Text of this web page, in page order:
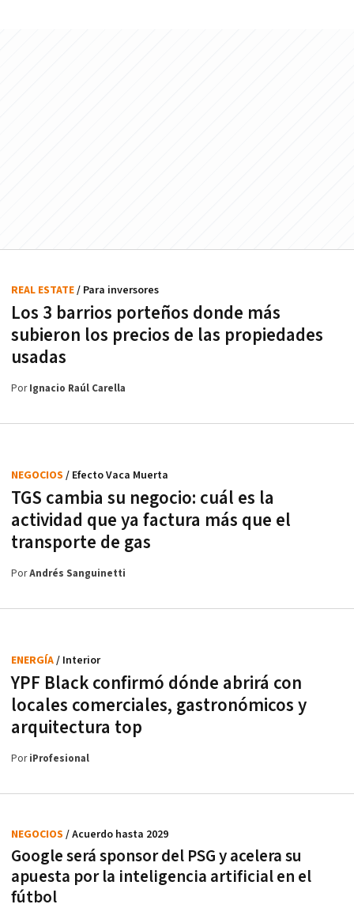
Los 3 barrios porteños donde más
subieron los precios de las propiedades
usadas
REAL ESTATE/ Para inversores
PorIgnacio Raúl Carella
TGS cambia su negocio: cuál es la
actividad que ya factura más que el
transporte de gas
NEGOCIOS / Efecto Vaca Muerta
PorAndrés Sanguinetti
YPF Black confirmó dónde abrirá con
locales comerciales, gastronómicos y
arquitectura top
ENERGÍA/ Interior
PoriProfesional
Google será sponsor del PSG y acelera su
apuesta por la inteligencia artificial en el
fútbol
NEGOCIOS / Acuerdo hasta 2029